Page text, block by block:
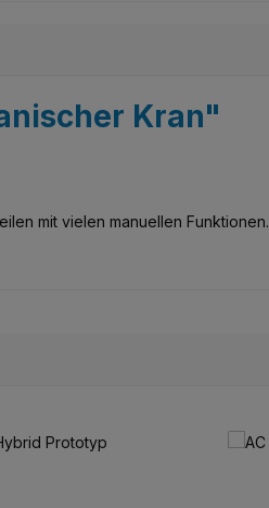
Kran"
mit vielen manuellen Funktionen.